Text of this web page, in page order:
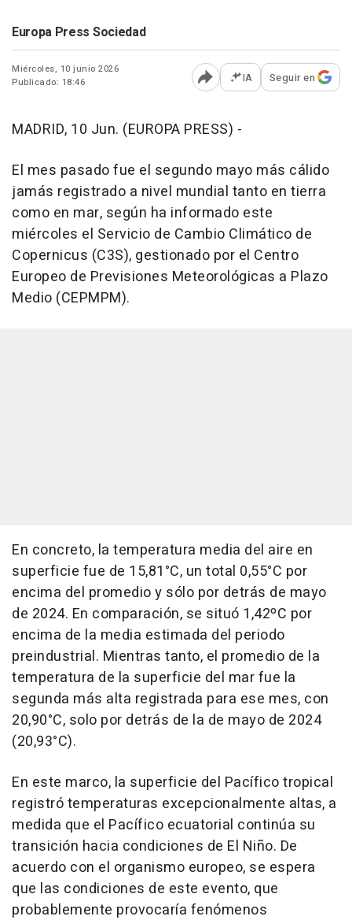
Europa Press Sociedad
Miércoles, 10 junio 2026
Publicado: 18:46
Abrir opciones para
IA Seguir en
MADRID, 10 Jun. (EUROPA PRESS) -
El mes pasado fue el segundo mayo más cálido
jamás registrado a nivel mundial tanto en tierra
como en mar, según ha informado este
miércoles el Servicio de Cambio Climático de
Copernicus (C3S), gestionado por el Centro
Europeo de Previsiones Meteorológicas a Plazo
Medio (CEPMPM).
En concreto, la temperatura media del aire en
superficie fue de 15,81°C, un total 0,55°C por
encima del promedio y sólo por detrás de mayo
de 2024. En comparación, se situó 1,42ºC por
encima de la media estimada del periodo
preindustrial. Mientras tanto, el promedio de la
temperatura de la superficie del mar fue la
segunda más alta registrada para ese mes, con
20,90°C, solo por detrás de la de mayo de 2024
(20,93°C).
En este marco, la superficie del Pacífico tropical
registró temperaturas excepcionalmente altas, a
medida que el Pacífico ecuatorial continúa su
transición hacia condiciones de El Niño. De
acuerdo con el organismo europeo, se espera
que las condiciones de este evento, que
probablemente provocaría fenómenos